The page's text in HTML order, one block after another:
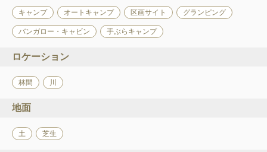
キャンプ オートキャンプ 区画サイト グランピング
バンガロー・キャビン 手ぶらキャンプ
ロケーション
林間 川
地面
土 芝生